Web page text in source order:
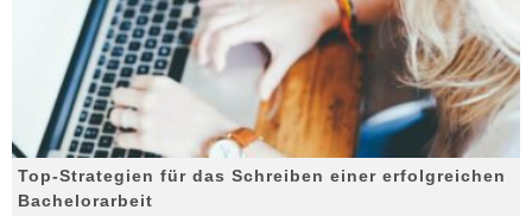
Top-Strategien für das Schreiben einer erfolgreichen
Bachelorarbeit